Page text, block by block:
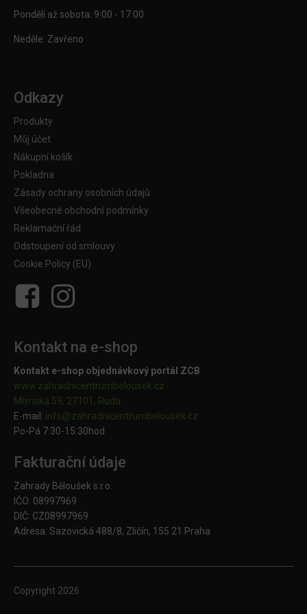
Pondělí až sobota: 9:00 - 17:00
Neděle: Zavřeno
Odkazy
Produkty
Můj účet
Nákupní košík
Pokladna
Zásady ochrany osobních údajů
Všeobecné obchodní podmínky
Reklamační řád
Odstoupení od smlouvy
Cookie Policy (EU)
Kontakt na e-shop
Kontakt e-shop objednávkový portál ZCB
www.zahradnicentrumbelousek.cz
Mlýnská 59, 27101, Ruda
E-mail: info@zahradnicentrumbelousek.cz
Po-Pá 7:30-15:30hod
Fakturační údaje
Zahrady Běloušek s.r.o.
IČO: 08997969
DIČ: CZ08997969
Adresa: Sazovická 488/8, Zličín, 155 21 Praha
Copyright 2026